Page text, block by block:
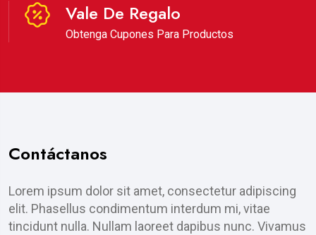
Vale De Regalo
Obtenga Cupones Para Productos
Contáctanos
Lorem ipsum dolor sit amet, consectetur adipiscing
elit. Phasellus condimentum interdum mi, vitae
tincidunt nulla. Nullam laoreet dapibus nunc. Vivamus